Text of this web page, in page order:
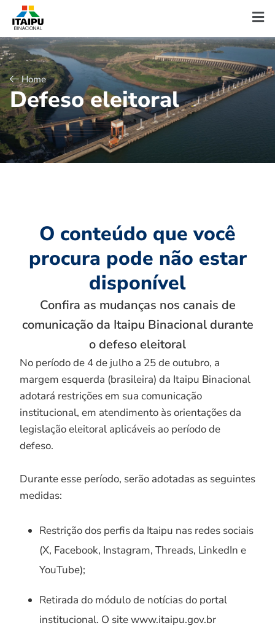
Home
Defeso eleitoral
O conteúdo que você
procura pode não estar
disponível
Confira as mudanças nos canais de
comunicação da Itaipu Binacional durante
o defeso eleitoral
No período de 4 de julho a 25 de outubro, a
margem esquerda (brasileira) da Itaipu Binacional
adotará restrições em sua comunicação
institucional, em atendimento às orientações da
legislação eleitoral aplicáveis ao período de
defeso.
Durante esse período, serão adotadas as seguintes
medidas:
Restrição dos perfis da Itaipu nas redes sociais
(X, Facebook, Instagram, Threads, LinkedIn e
YouTube);
Retirada do módulo de notícias do portal
institucional. O site www.itaipu.gov.br